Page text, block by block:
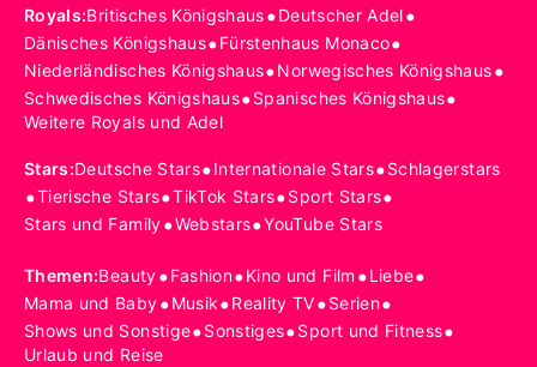
Royals:Britisches Königshaus•Deutscher Adel•
Dänisches Königshaus•Fürstenhaus Monaco•
Niederländisches Königshaus•Norwegisches Königshaus•
Schwedisches Königshaus•Spanisches Königshaus•
Weitere Royals und Adel
Stars:Deutsche Stars•Internationale Stars•Schlagerstars
•Tierische Stars•TikTok Stars•Sport Stars•
Stars und Family•Webstars•YouTube Stars
Themen:Beauty•Fashion•Kino und Film •Liebe•
Mama und Baby•Musik•Reality TV•Serien•
Shows und Sonstige•Sonstiges•Sport und Fitness•
Urlaub und Reise